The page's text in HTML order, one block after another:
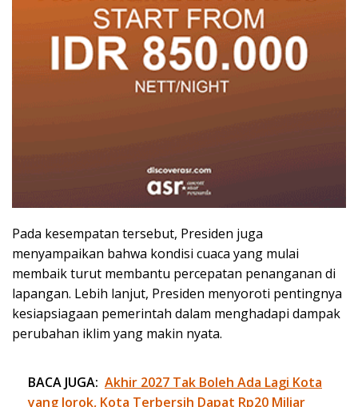
Pada kesempatan tersebut, Presiden juga
menyampaikan bahwa kondisi cuaca yang mulai
membaik turut membantu percepatan penanganan di
lapangan. Lebih lanjut, Presiden menyoroti pentingnya
kesiapsiagaan pemerintah dalam menghadapi dampak
perubahan iklim yang makin nyata.
BACA JUGA: Akhir 2027 Tak Boleh Ada Lagi Kota
yang Jorok, Kota Terbersih Dapat Rp20 Miliar